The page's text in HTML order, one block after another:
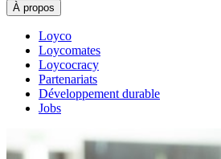
À propos
Loyco
Loycomates
Loycocracy
Partenariats
Développement durable
Jobs